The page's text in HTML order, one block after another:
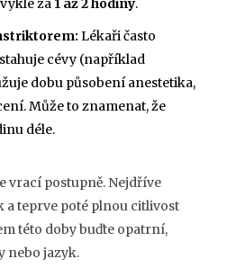
za 1 až 2 hodiny.
Lékaři často
cévy (například
dobu působení anestetika,
Může to znamenat, že
déle.
vrací postupně. Nejdříve
teprve poté plnou citlivost
této doby buďte opatrní,
nebo jazyk.